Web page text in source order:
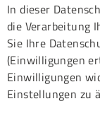
In dieser
die Verarbeitung
Sie Ihre
(Einwilligungen
Einwilligungen
Einstellungen zu